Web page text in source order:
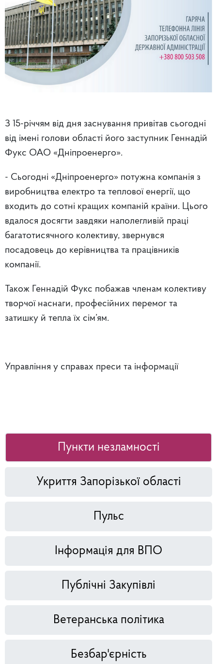
З 15-річчям від дня заснування привітав сьогодні
від імені голови області його заступник Геннадій
Фукс ОАО «Дніпроенерго».
- Сьогодні «Дніпроенерго» потужна компанія з
виробництва електро та теплової енергії, що
входить до сотні кращих компаній країни. Цього
вдалося досягти завдяки наполегливій праці
багатотисячного колективу, звернувся
посадовець до керівництва та працівників
компанії.
Також Геннадій Фукс побажав членам колективу
творчої наснаги, професійних перемог та
затишку й тепла їх сім’ям.
Управління у справах преси та інформації
Пункти незламності
Укриття Запорізької області
Пульс
Інформація для ВПО
Публічні Закупівлі
Ветеранська політика
Безбар'єрність